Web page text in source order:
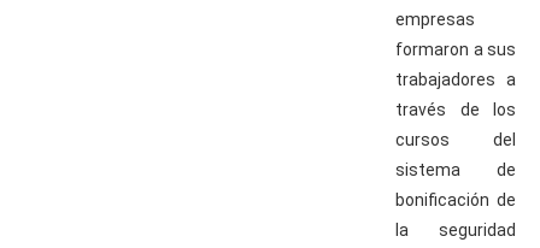
empresas
formaron a sus
trabajadores a
través de los
cursos del
sistema de
bonificación de
la seguridad